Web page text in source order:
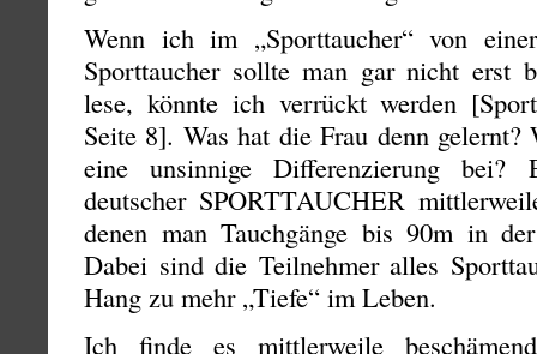
Wenn ich im „Sporttaucher“ von
Sporttaucher sollte man gar nicht erst
lese, könnte ich verrückt werden
Seite 8]. Was hat die Frau denn
eine unsinnige Differenzierung
deutscher SPORTTAUCHER
denen man Tauchgänge bis 90m in
Dabei sind die Teilnehmer alles
Hang zu mehr „Tiefe“ im Leben.
Ich finde es mittlerweile